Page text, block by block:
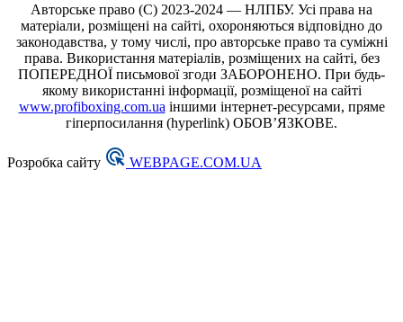
Авторське право (С) 2023-2024 — НЛПБУ. Усі права на
матеріали, розміщені на сайті, охороняються відповідно до
законодавства, у тому числі, про авторське право та суміжні
права. Використання матеріалів, розміщених на сайті, без
ПОПЕРЕДНОЇ письмової згоди ЗАБОРОНЕНО. При будь-
якому використанні інформації, розміщеної на сайті
www.profiboxing.com.ua іншими інтернет-ресурсами, пряме
гіперпосилання (hyperlink) ОБОВ’ЯЗКОВЕ.
Розробка сайту WEBPAGE.COM.UA